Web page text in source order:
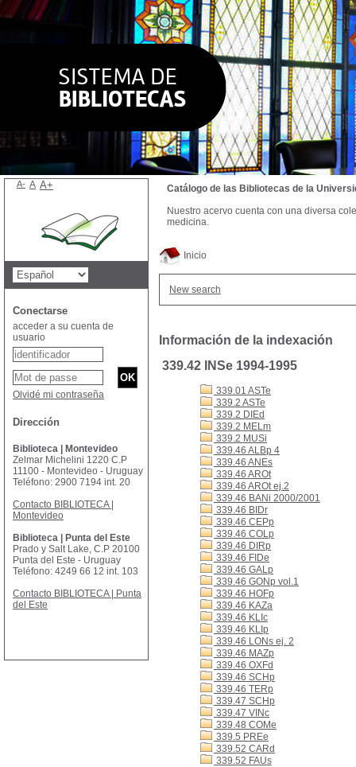
Inicio
New search
Información de la indexación
339.42 INSe 1994-1995
339.01 ASTe
339.2 ASTe
339.2 DIEd
339.2 MELm
339.2 MUSi
339.46 ALBp 4
339.46 ANEs
339.46 AROt
339.46 AROt ej.2
339.46 BANi 2000/2001
339.46 BIDr
339.46 CEPp
339.46 COLp
339.46 DIRp
339.46 FIDe
339.46 GALp
339.46 GONp vol.1
339.46 HOFp
339.46 KAZa
339.46 KLIc
339.46 KLIp
339.46 LONs ej. 2
339.46 MAZp
339.46 OXFd
339.46 SCHp
339.46 TERp
339.47 SCHp
339.47 VINc
339.48 COMe
339.5 PREe
339.52 CARd
339.52 FAUs
Catálogo de las Bibliotecas de la
Nuestro acervo cuenta con una diversa
medicina.
A- A A+
Conectarse
acceder a su cuenta de
usuario
Olvidé mi contraseña
Dirección
Biblioteca | Montevideo
Zelmar Michelini 1220 C.P
11100 - Montevideo - Uruguay
Teléfono: 2900 7194 int. 20
Contacto BIBLIOTECA |
Montevideo
Biblioteca | Punta del Este
Prado y Salt Lake, C.P 20100
Punta del Este - Uruguay
Teléfono: 4249 66 12 int. 103
Contacto BIBLIOTECA | Punta
del Este